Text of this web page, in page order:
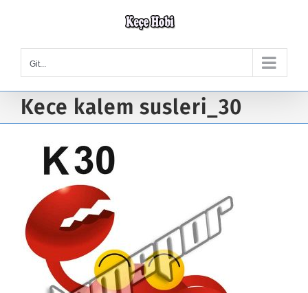
content
Git...
Kece kalem susleri_30